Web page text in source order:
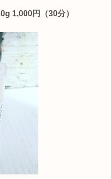
1,000円（30分）